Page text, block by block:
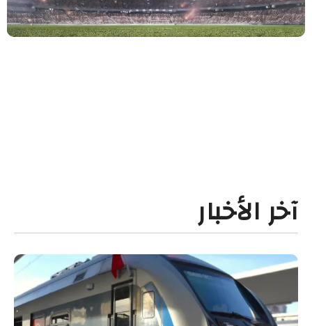
آخر الأخبار